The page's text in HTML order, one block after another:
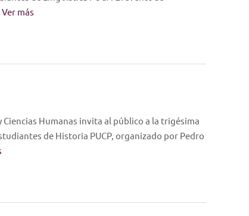
Ver más
Humanas invita al público a la trigésima
de Historia PUCP, organizado por Pedro